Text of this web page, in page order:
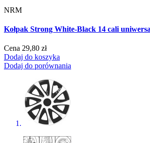
NRM
Kołpak Strong White-Black 14 cali
Cena 29,80 zł
Dodaj do koszyka
Dodaj do porównania